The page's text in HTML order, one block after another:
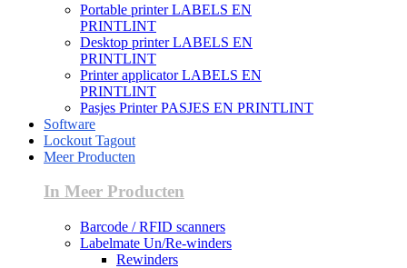
Portable printer LABELS EN
PRINTLINT
Desktop printer LABELS EN
PRINTLINT
Printer applicator LABELS EN
PRINTLINT
Pasjes Printer PASJES EN PRINTLINT
Software
Lockout Tagout
Meer Producten
In Meer Producten
Barcode / RFID scanners
Labelmate Un/Re-winders
Rewinders